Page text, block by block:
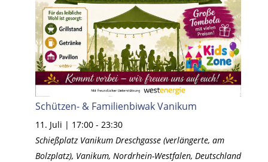
Schützen- & Familienbiwak Vanikum
11. Juli | 17:00- 23:30
Schießplatz Vanikum Dreschgasse (verlängerte, am
Bolzplatz), Vanikum, Nordrhein-Westfalen, Deutschland